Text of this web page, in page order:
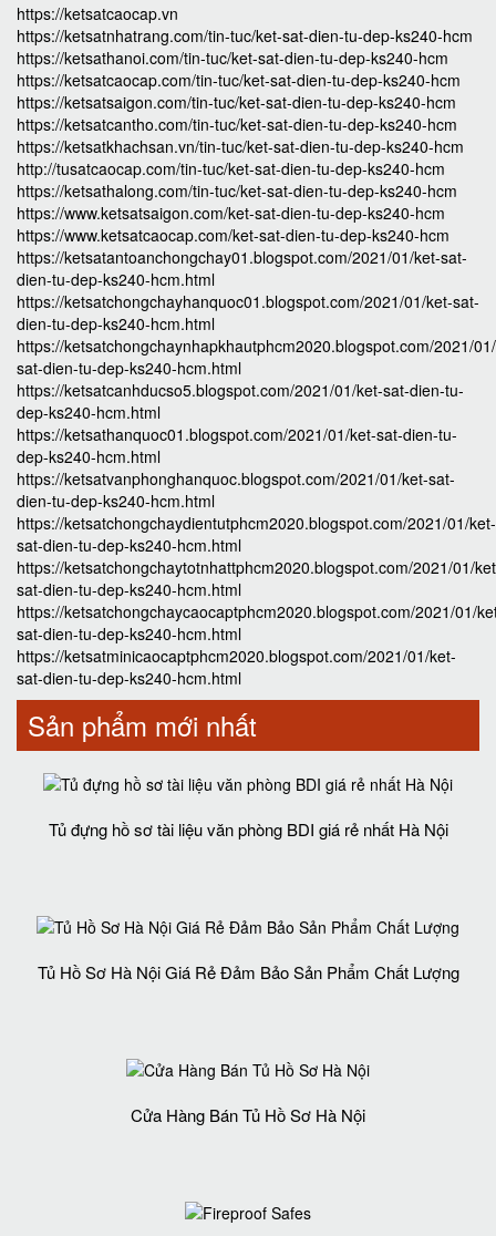
https://ketsatcaocap.vn
https://ketsatnhatrang.com/tin-tuc/ket-sat-dien-tu-dep-ks240-hcm
https://ketsathanoi.com/tin-tuc/ket-sat-dien-tu-dep-ks240-hcm
https://ketsatcaocap.com/tin-tuc/ket-sat-dien-tu-dep-ks240-hcm
https://ketsatsaigon.com/tin-tuc/ket-sat-dien-tu-dep-ks240-hcm
https://ketsatcantho.com/tin-tuc/ket-sat-dien-tu-dep-ks240-hcm
https://ketsatkhachsan.vn/tin-tuc/ket-sat-dien-tu-dep-ks240-hcm
http://tusatcaocap.com/tin-tuc/ket-sat-dien-tu-dep-ks240-hcm
https://ketsathalong.com/tin-tuc/ket-sat-dien-tu-dep-ks240-hcm
https://www.ketsatsaigon.com/ket-sat-dien-tu-dep-ks240-hcm
https://www.ketsatcaocap.com/ket-sat-dien-tu-dep-ks240-hcm
https://ketsatantoanchongchay01.blogspot.com/2021/01/ket-sat-
dien-tu-dep-ks240-hcm.html
https://ketsatchongchayhanquoc01.blogspot.com/2021/01/ket-sat-
dien-tu-dep-ks240-hcm.html
https://ketsatchongchaynhapkhautphcm2020.blogspot.com/2021/
sat-dien-tu-dep-ks240-hcm.html
https://ketsatcanhducso5.blogspot.com/2021/01/ket-sat-dien-tu-
dep-ks240-hcm.html
https://ketsathanquoc01.blogspot.com/2021/01/ket-sat-dien-tu-
dep-ks240-hcm.html
https://ketsatvanphonghanquoc.blogspot.com/2021/01/ket-sat-
dien-tu-dep-ks240-hcm.html
https://ketsatchongchaydientutphcm2020.blogspot.com/2021/01/ket-
sat-dien-tu-dep-ks240-hcm.html
https://ketsatchongchaytotnhattphcm2020.blogspot.com/2021/01/
sat-dien-tu-dep-ks240-hcm.html
https://ketsatchongchaycaocaptphcm2020.blogspot.com/2021/01/
sat-dien-tu-dep-ks240-hcm.html
https://ketsatminicaocaptphcm2020.blogspot.com/2021/01/ket-
sat-dien-tu-dep-ks240-hcm.html
Sản phẩm mới nhất
Tủ đựng hồ sơ tài liệu văn phòng BDI giá rẻ nhất Hà Nội
Tủ Hồ Sơ Hà Nội Giá Rẻ Đảm Bảo Sản Phẩm Chất Lượng‎
Cửa Hàng Bán Tủ Hồ Sơ Hà Nội